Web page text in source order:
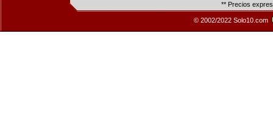
** Precios
© 2002/2022 Solo10.com